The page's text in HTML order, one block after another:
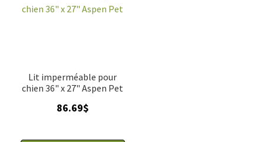
parfait pour votre fidèle compagnon.
Lit imperméable pour
chien 36" x 27" Aspen Pet
86.69$